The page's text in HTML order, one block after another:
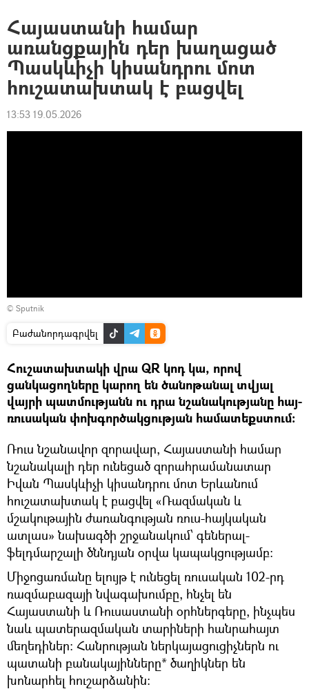
Հայաստանի համար
առանցքային դեր խաղացած
Պասկևիչի կիսանդրու մոտ
հուշատախտակ է բացվել
13:53 19.05.2026
© Sputnik
Բաժանորդագրվել
Հուշատախտակի վրա QR կոդ կա, որով
ցանկացողները կարող են ծանոթանալ տվյալ
վայրի պատմությանն ու դրա նշանակությանը հայ-
ռուսական փոխգործակցության համատեքստում:
Ռուս նշանավոր զորավար, Հայաստանի համար
նշանակալի դեր ունեցած զորահրամանատար
Իվան Պասկևիչի կիսանդրու մոտ Երևանում
հուշատախտակ է բացվել «Ռազմական և
մշակութային ժառանգության ռուս-հայկական
ատլաս» նախագծի շրջանակում՝ գեներալ-
ֆելդմարշալի ծննդյան օրվա կապակցությամբ։
Միջոցառմանը ելույթ է ունեցել ռուսական 102-րդ
ռազմաբազայի նվագախումբը, հնչել են
Հայաստանի և Ռուսաստանի օրհներգերը, ինչպես
նաև պատերազմական տարիների հանրահայտ
մեղեդիներ։ Հանրության ներկայացուցիչներն ու
պատանի բանակայինները* ծաղիկներ են
խոնարհել հուշարձանին։